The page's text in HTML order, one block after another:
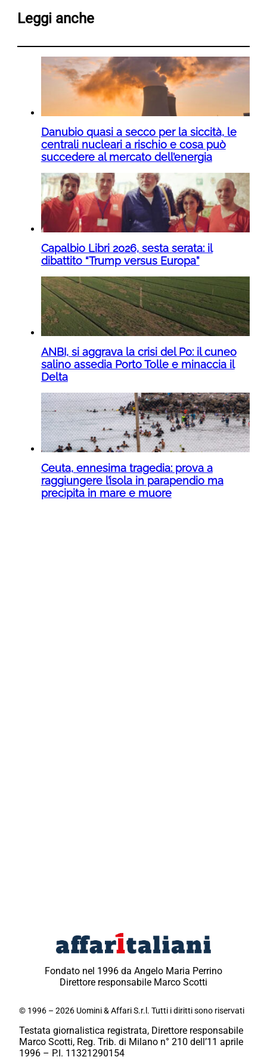
Leggi anche
Danubio quasi a secco per la siccità, le
centrali nucleari a rischio e cosa può
succedere al mercato dell’energia
Capalbio Libri 2026, sesta serata: il
dibattito “Trump versus Europa”
ANBI, si aggrava la crisi del Po: il cuneo
salino assedia Porto Tolle e minaccia il
Delta
Ceuta, ennesima tragedia: prova a
raggiungere l’isola in parapendio ma
precipita in mare e muore
Fondato nel 1996 da Angelo Maria Perrino
Direttore responsabile Marco Scotti
© 1996 – 2026 Uomini & Affari S.r.l. Tutti i diritti sono riservati
Testata giornalistica registrata, Direttore responsabile
Marco Scotti, Reg. Trib. di Milano n° 210 dell’11 aprile
1996 – P.I. 11321290154